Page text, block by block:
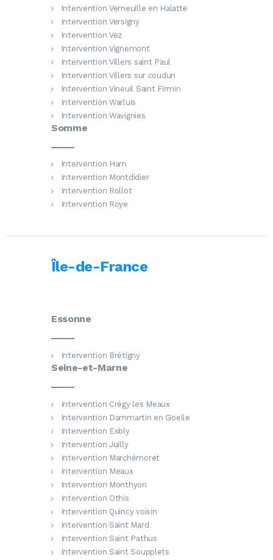
Intervention Verneuille en Halatte
Intervention Versigny
Intervention Vez
Intervention Vignemont
Intervention Villers saint Paul
Intervention Villers sur coudun
Intervention Vineuil Saint Firmin
Intervention Warluis
Intervention Wavignies
Somme
Intervention Ham
Intervention Montdidier
Intervention Rollot
Intervention Roye
Île-de-France
Essonne
Intervention Brétigny
Seine-et-Marne
Intervention Crégy les Meaux
Intervention Dammartin en Goelle
Intervention Esbly
Intervention Juilly
Intervention Marchémoret
Intervention Meaux
Intervention Monthyon
Intervention Othis
Intervention Quincy voisin
Intervention Saint Mard
Intervention Saint Pathus
Intervention Saint Soupplets